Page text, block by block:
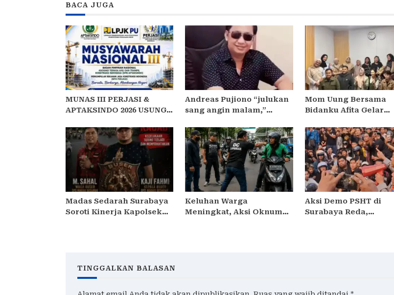
BACA JUGA
MUNAS III PERJASI &
APTAKSINDO 2026 USUNG
BERKARYA, MEMBANGUN
NEGERI”: 15 BPP SIAP
HADIR
Andreas Pujiono “julukan
sang angin malam,”
Polres Madiun , ditengarai
tipu Masyarakat 3,5
Milliar
Mom Uung Bersama
Bidanku Afita Gelar
yang Benar dalam
Peringatan Pekan ASI
Sedunia 2026
Madas Sedarah Surabaya
Soroti Kinerja Kapolsek
Keluhan Warga
Meningkat, Aksi Oknum
Aksi Demo PSHT di
Surabaya Reda,
TINGGALKAN BALASAN